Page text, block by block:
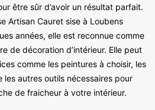
être sûr d’avoir un résultat parfait.
Artisan Cauret sise à Loubens
années, elle est reconnue comme
de décoration d’intérieur. Elle peut
comme les peintures à choisir, les
les autres outils nécessaires pour
de fraicheur à votre intérieur.